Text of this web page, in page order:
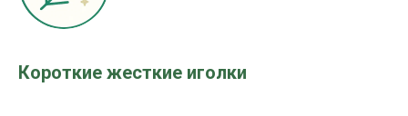
Короткие жесткие иголки